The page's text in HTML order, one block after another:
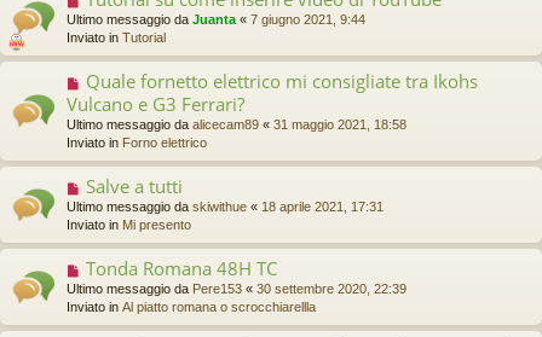
g
g
o
m
e
s
s
a
g
i
o
u
o
m
e
s
s
a
g
i
o
Ultimo messaggio da Juanta « 7 giugno 2021, 9:44
Inviato in Tutorial
N
o
v
o
m
e
s
s
a
i
o
Quale fornetto elettrico mi consigliate tra Ikohs
Vulcano e G3 Ferrari?
Ultimo messaggio da alicecam89 « 31 maggio 2021, 18:58
Inviato in Forno elettrico
N
u
o
m
e
s
s
Salve a tutti
Ultimo messaggio da skiwithue « 18 aprile 2021, 17:31
Inviato in Mi presento
N
u
o
Tonda Romana 48H TC
Ultimo messaggio da Pere153 « 30 settembre 2020, 22:39
Inviato in Al piatto romana o scrocchiarellla